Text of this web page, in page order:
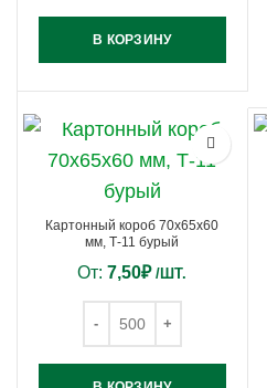
В КОРЗИНУ
Картонный короб 70х65х60
мм, Т-11 бурый
От:7,50₽ /ШТ.